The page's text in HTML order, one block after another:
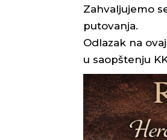
Zahvaljujemo
putovanja.
Odlazak na
u saopštenju